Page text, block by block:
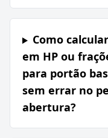
Como
em HP ou
para portão
sem errar no
abertura?